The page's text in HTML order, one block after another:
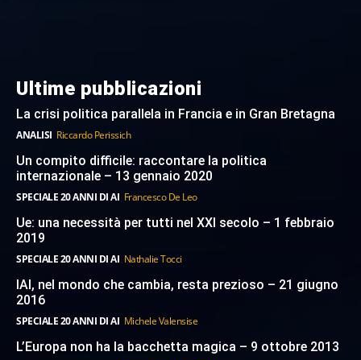
Ultime pubblicazioni
La crisi politica parallela in Francia e in Gran Bretagna
ANALISI Riccardo Perissich
Un compito difficile: raccontare la politica
internazionale – 13 gennaio 2020
SPECIALE 20 ANNI DI AI Francesco De Leo
Ue: una necessità per tutti nel XXI secolo – 1 febbraio
2019
SPECIALE 20 ANNI DI AI Nathalie Tocci
IAI, nel mondo che cambia, resta prezioso – 21 giugno
2016
SPECIALE 20 ANNI DI AI Michele Valensise
L’Europa non ha la bacchetta magica – 9 ottobre 2013